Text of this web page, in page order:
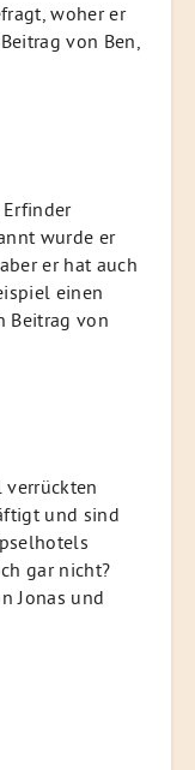
woher er
von Ben,
wurde er
er hat auch
einen
Beitrag von
und sind
gar nicht?
Jonas und